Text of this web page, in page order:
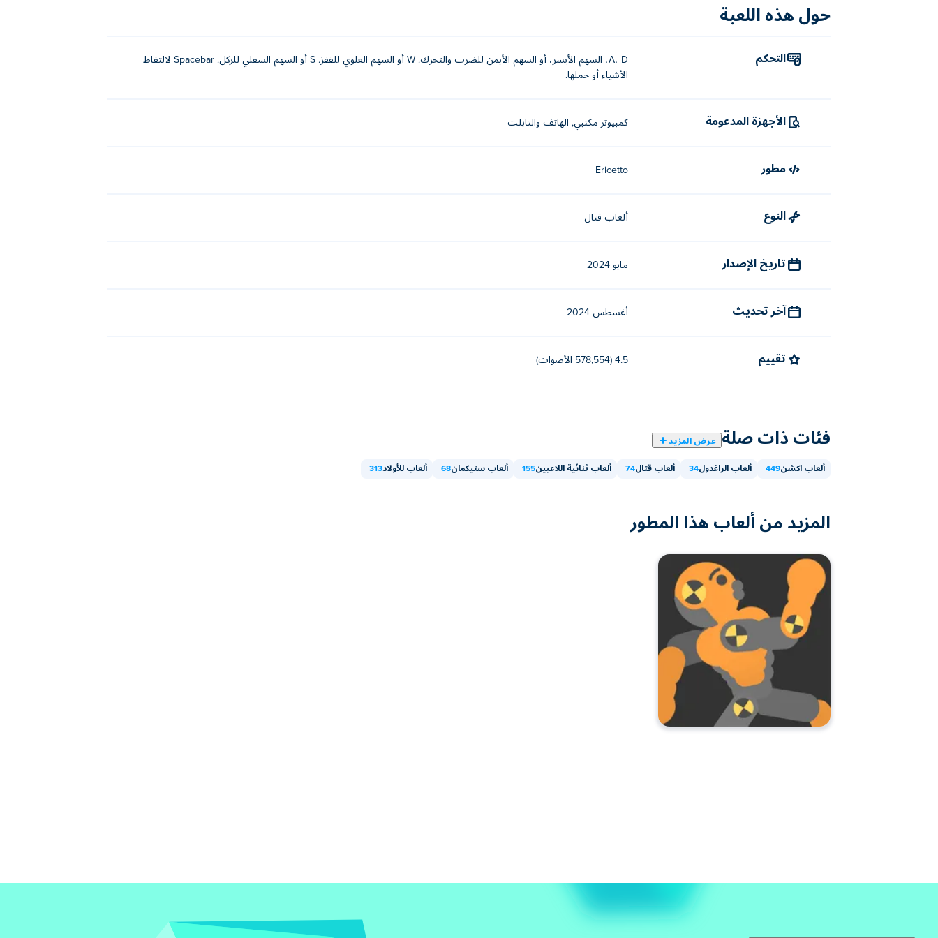
التقاط العناصر أو الاحتفاظ بها: شريط المسافة
تم إنشاء Ragdoll Hit بواسطة Ericetto. هذه هي لعبتهم الأولى على Poki!
يمكنك لعب Ragdoll Hit مجانًا على Poki.
هل يمكنني لعب Ragdoll Hit على الأجهزة المحمولة وسطح المكتب؟
حول هذه اللعبة
التحكم
A، D، السهم الأيسر، أو السهم الأيمن للضرب والتحرك. W أو السهم العلوي للقفز. S أو السهم السفلي للركل. Spacebar لالتقاط
الأشياء أو حملها.
الأجهزة المدعومة كمبيوتر مكتبي, الهاتف والتابلت
مطور Ericetto
النوع ألعاب قتال
تاريخ الإصدار مايو 2024
آخر تحديث أغسطس 2024
تقييم 4.5 (578,554 الأصوات)
فئات ذات صلة عرض المزيد
ألعاب اكشن449 ألعاب الراغدول34 ألعاب قتال74 ألعاب ثنائية اللاعبين155 ألعاب ستيكمان68 ألعاب للأولاد313
المزيد من ألعاب هذا المطور